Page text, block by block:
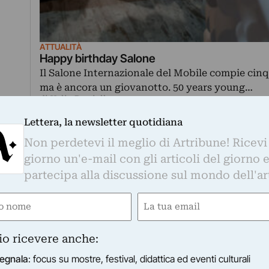
ATTUALITÀ
Happy birthday Salone
Il Salone Internazionale del Mobile compie
ma è ancora un giovanotto. 50 years young…
di Valia Barriello
lampeggiante? È la Design Week interattiva di
assicurata, per chi da ieri pomeriggio ha aperto il
in alto, che scorre qualcosa di scritto che a prima…
Lettera, la newsletter quotidiana
Non perdetevi il meglio di Artribune! Ricevi
giorno un'e-mail con gli articoli del giorno e
partecipa alla discussione sul mondo
Email
ricevere anche:
: focus su mostre, festival, didattica ed eventi culturali